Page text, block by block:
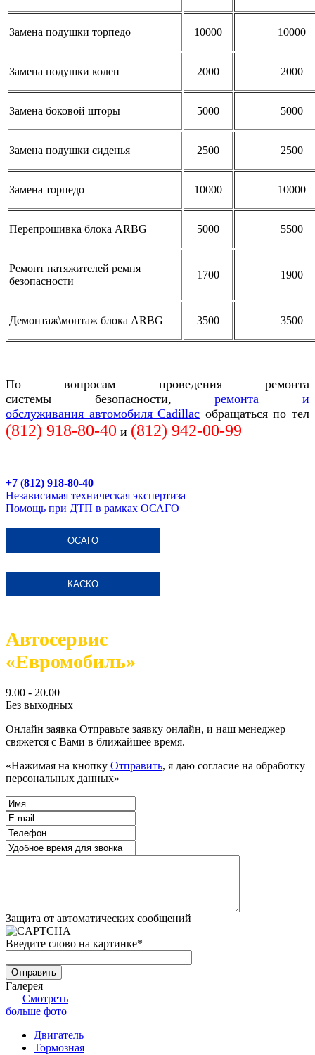
Замена подушки торпедо 10000 10000
Замена подушки колен 2000 2000
Замена боковой шторы 5000 5000
Замена подушки сиденья 2500 2500
Замена торпедо 10000 10000
Перепрошивка блока ARBG 5000 5500
Ремонт натяжителей ремня
безопасности
1700 1900
Демонтаж\монтаж блока ARBG 3500 3500
По вопросам проведения ремонта
системы безопасности,ремонта и
обслуживания автомобиля Cadillac обращаться по тел
(812) 918-80-40 и (812) 942-00-99
+7 (812) 918-80-40
Независимая техническая экспертиза
Помощь при ДТП в рамках ОСАГО
ОСАГО
КАСКО
Автосервис
«Евромобиль»
9.00 - 20.00
Без выходных
Онлайн заявка Отправьте заявку онлайн, и наш менеджер
свяжется с Вами в ближайшее время.
«Нажимая на кнопку Отправить, я даю согласие на обработку
персональных данных»
Защита от автоматических сообщений
Введите слово на картинке*
Галерея
Смотреть
больше фото
Двигатель
Тормозная